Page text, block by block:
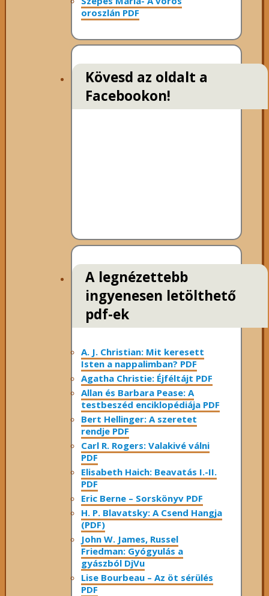
oroszlán PDF
Kövesd az oldalt a
Facebookon!
A legnézettebb
ingyenesen letölthető
pdf-ek
A. J. Christian: Mit keresett
Isten a nappalimban? PDF
Agatha Christie: Éjféltájt PDF
Allan és Barbara Pease: A
testbeszéd enciklopédiája PDF
Bert Hellinger: A ​szeretet
rendje PDF
Carl R. Rogers: Valakivé válni
PDF
Elisabeth Haich: Beavatás I.-II.
PDF
Eric Berne – Sorskönyv PDF
H. P. Blavatsky: A Csend Hangja
(PDF)
John W. James, Russel
Friedman: Gyógyulás a
gyászból DjVu
Lise Bourbeau – Az öt sérülés
PDF